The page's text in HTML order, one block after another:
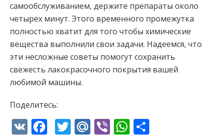
самообслуживанием, держите препараты около
четырех минут. Этого временного промежутка
полностью хватит для того чтобы химические
вещества выполнили свои задачи. Надеемся, что
эти несложные советы помогут сохранить
свежесть лакокрасочного покрытия вашей
любимой машины.
Поделитесь:
VK Facebook
Twitter
Mail.Ru
ViberWhatsApp